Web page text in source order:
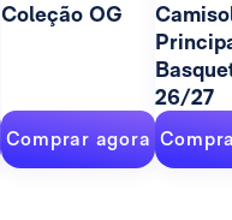
Coleção OG
Comprar agora
26/27